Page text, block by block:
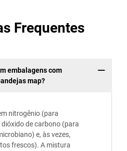
Frequentes
embalagens com
map?
nitrogênio (para
de carbono (para
e, às vezes,
frescos). A mistura